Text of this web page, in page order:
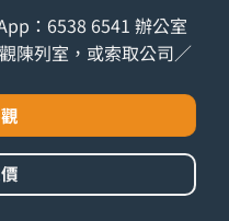
： 6538 6541 辦公室
陳列室，或索取公司／